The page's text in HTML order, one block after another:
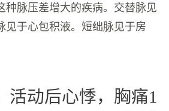
种脉压差增大的疾病。交替脉见
见于心包积液。短绌脉见于房
活动后心悸，胸痛1